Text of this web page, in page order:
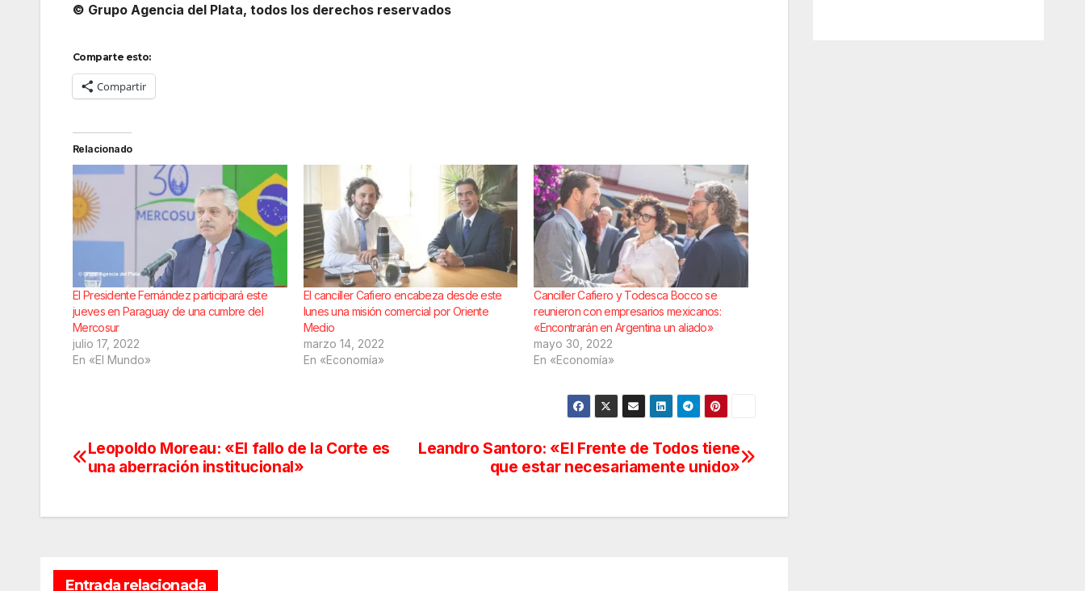
© Grupo Agencia del Plata, todos los derechos reservados
Comparte esto:
Compartir
Relacionado
El Presidente Fernández participará este
jueves en Paraguay de una cumbre del
Mercosur
julio 17, 2022
En «El Mundo»
El canciller Cafiero encabeza desde este
lunes una misión comercial por Oriente
Medio
marzo 14, 2022
En «Economía»
Canciller Cafiero y Todesca Bocco se
reunieron con empresarios mexicanos:
«Encontrarán en Argentina un aliado»
mayo 30, 2022
En «Economía»
Navegación
entradas
Leandro Santoro: «El Frente de Todos tiene
que estar necesariamente unido»
Leopoldo Moreau: «El fallo de la Corte es
una aberración institucional»
Entrada relacionada